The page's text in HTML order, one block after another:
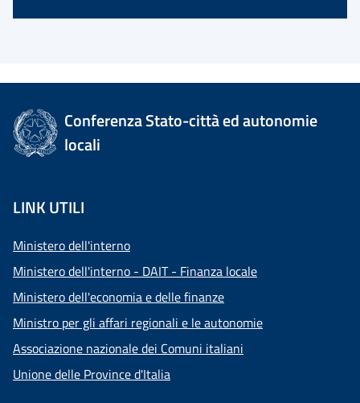
Conferenza Stato-città ed autonomie
locali
LINK UTILI
Ministero dell'interno
Ministero dell'interno - DAIT - Finanza locale
Ministero dell'economia e delle finanze
Ministro per gli affari regionali e le autonomie
Associazione nazionale dei Comuni italiani
Unione delle Province d'Italia